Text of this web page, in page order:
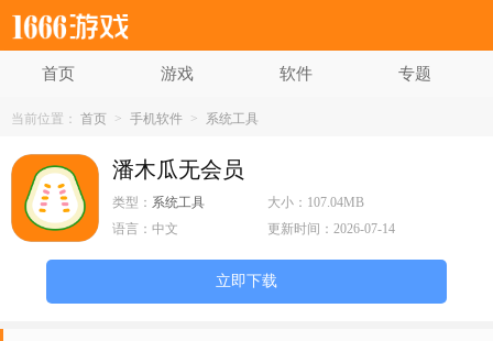
首页 游戏 软件 专题
当前位置： 首页 > 手机软件 > 系统工具
潘木瓜无会员
类型： 系统工具 大小： 107.04MB
语言： 中文 更新时间：2026-07-14
立即下载